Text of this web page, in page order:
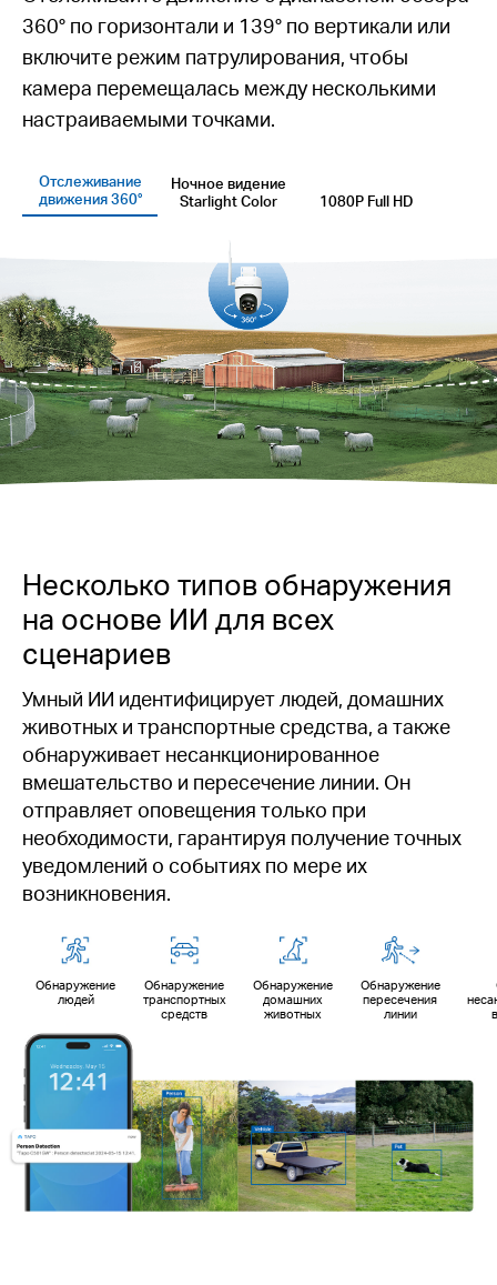
360° по горизонтали и 139° по вертикали или
включите режим патрулирования, чтобы
камера перемещалась между несколькими
настраиваемыми точками.
Отслеживание
движения 360°
Ночное видение
Starlight Color
1080P Full HD
Несколько типов обнаружения
на основе ИИ для всех
сценариев
Умный ИИ идентифицирует людей, домашних
животных и транспортные средства, а также
обнаруживает несанкционированное
вмешательство и пересечение линии. Он
отправляет оповещения только при
необходимости, гарантируя получение точных
уведомлений о событиях по мере их
возникновения.
Обнаружение
людей
Обнаружение
транспортных
средств
Обнаружение
домашних
животных
Обнаружение
пересечения
линии